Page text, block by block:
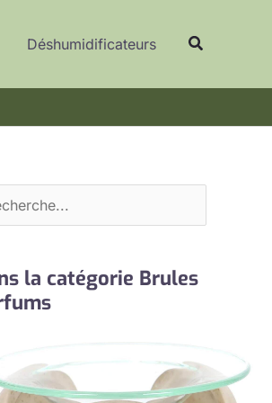
Déshumidificateurs
la catégorie Brules